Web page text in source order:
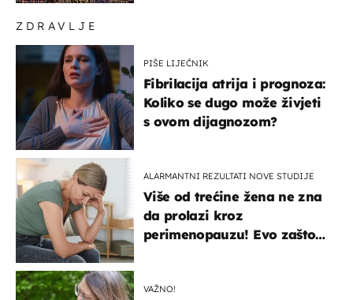
ZDRAVLJE
PIŠE LIJEČNIK
Fibrilacija atrija i prognoza:
Koliko se dugo može živjeti
s ovom dijagnozom?
ALARMANTNI REZULTATI NOVE STUDIJE
Više od trećine žena ne zna
da prolazi kroz
perimenopauzu! Evo zašto
VAŽNO!